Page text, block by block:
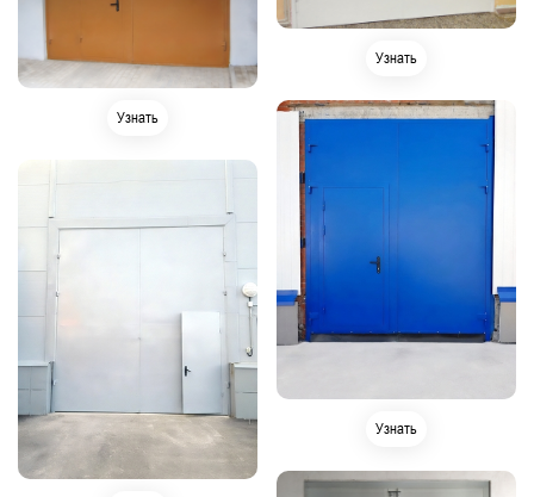
Узнать
Узнать
Узнать